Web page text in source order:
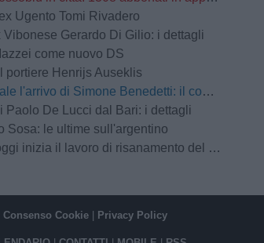
Ugento Tomi Rivadero
Gerardo Di Gilio: i dettagli
come nuovo DS
portiere Henrijs Auseklis
di Simone Benedetti: il comunicato
Paolo De Lucci dal Bari: i dettagli
Sosa: le ultime sull'argentino
inizia il lavoro di risanamento del club"
Consenso Cookie| Privacy Policy